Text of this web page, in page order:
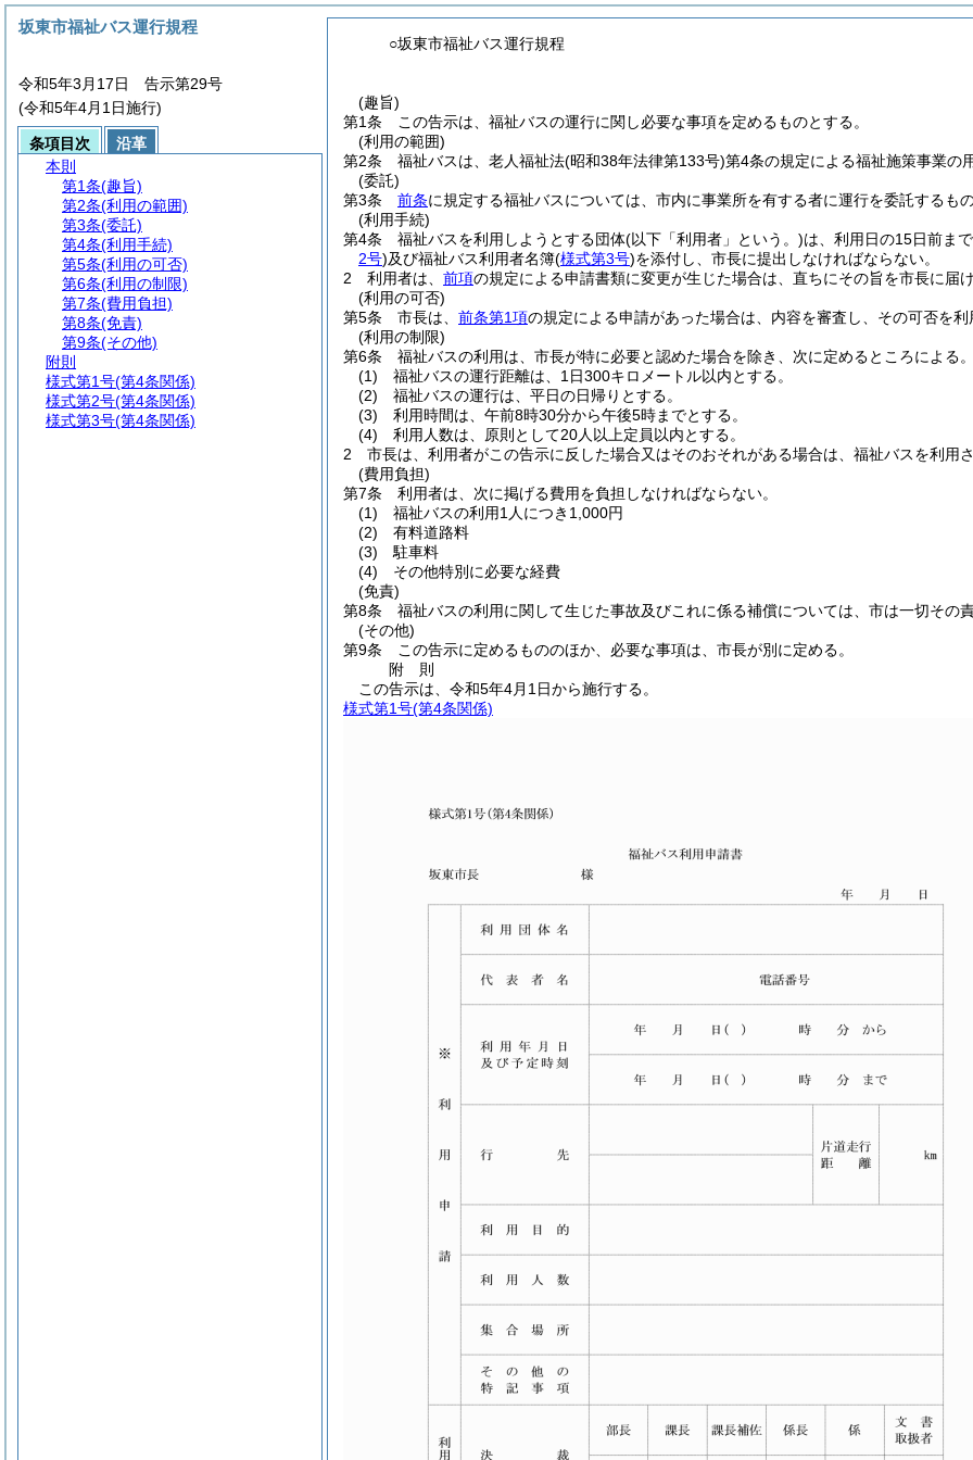
○坂東市福祉バス運行規程
(趣旨)
第1条
この告示は、福祉バスの運行に関し必要な事項を定めるものとする。
(利用の範囲)
第2条
福祉バスは、老人福祉法(昭和38年法律第133号)第4条の規定による福祉施策事業の
(委託)
第3条
前条に規定する福祉バスについては、市内に事業所を有する者に運行を委託するもの
(利用手続)
第4条
福祉バスを利用しようとする団体(以下「利用者」という。)は、利用日の15日前ま
2号)及び福祉バス利用者名簿(様式第3号)を添付し、市長に提出しなければならない。
2
利用者は、 前項の規定による申請書類に変更が生じた場合は、直ちにその旨を市長に届
(利用の可否)
第5条
市長は、 前条第1項の規定による申請があった場合は、内容を審査し、その可否を利
(利用の制限)
第6条
福祉バスの利用は、市長が特に必要と認めた場合を除き、次に定めるところによる。
(1)
福祉バスの運行距離は、1日300キロメートル以内とする。
(2)
福祉バスの運行は、平日の日帰りとする。
(3)
利用時間は、午前8時30分から午後5時までとする。
(4)
利用人数は、原則として20人以上定員以内とする。
2
市長は、利用者がこの告示に反した場合又はそのおそれがある場合は、福祉バスを利用
(費用負担)
第7条
利用者は、次に掲げる費用を負担しなければならない。
(1)
福祉バスの利用1人につき1,000円
(2)
有料道路料
(3)
駐車料
(4)
その他特別に必要な経費
(免責)
第8条
福祉バスの利用に関して生じた事故及びこれに係る補償については、市は一切その
(その他)
第9条
この告示に定めるもののほか、必要な事項は、市長が別に定める。
附 則
この告示は、令和5年4月1日から施行する。
様式第1号(第4条関係)
坂東市福祉バス運行規程
令和5年3月17日 告示第29号
(令和5年4月1日施行)
条項目次
沿革
本則
第1条(趣旨)
第2条(利用の範囲)
第3条(委託)
第4条(利用手続)
第5条(利用の可否)
第6条(利用の制限)
第7条(費用負担)
第8条(免責)
第9条(その他)
附則
様式第1号(第4条関係)
様式第2号(第4条関係)
様式第3号(第4条関係)